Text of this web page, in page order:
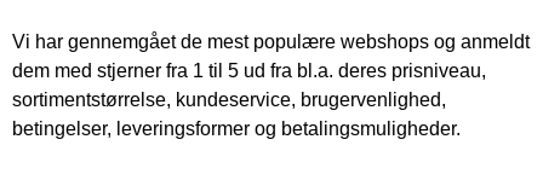
Vi har gennemgået de mest populære webshops og anmeldt
dem med stjerner fra 1 til 5 ud fra bl.a. deres prisniveau,
sortimentstørrelse, kundeservice, brugervenlighed,
betingelser, leveringsformer og betalingsmuligheder.